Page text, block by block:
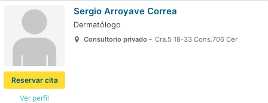
Ver perfil
Reservar cita
Sergio Arroyave Correa
Dermatólogo
Consultorio privado - Cra.5 18-33 Cons.706 Cer